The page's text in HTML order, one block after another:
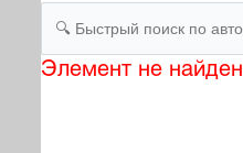
Элемент не найден